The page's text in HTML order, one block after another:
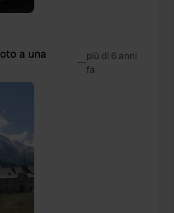
a una
—più di 6 anni
fa